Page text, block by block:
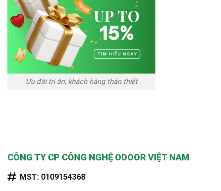
Ưu đãi tri ân, khách hàng thân thiết
CÔNG TY CP CÔNG NGHỆ ODOOR VIỆT NAM
MST: 0109154368